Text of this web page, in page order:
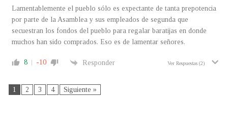
Lamentablemente el pueblo sólo es expectante de tanta prepotencia
por parte de la Asamblea y sus empleados de segunda que
secuestran los fondos del pueblo para regalar baratijas en donde
muchos han sido comprados. Eso es de lamentar señores.
8 -10 Responder Ver Respuestas (2)
1 2 3 4 Siguiente »